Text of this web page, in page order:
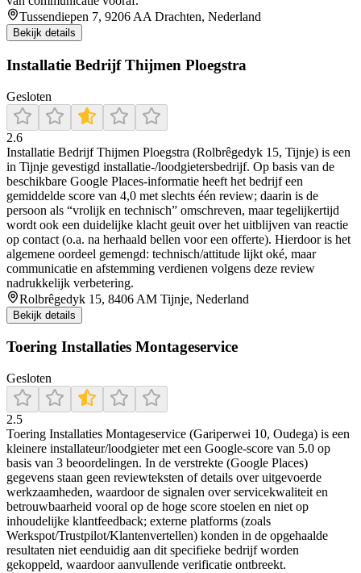
Tussendiepen 7, 9206 AA Drachten, Nederland
Bekijk details
Installatie Bedrijf Thijmen Ploegstra
Gesloten
2.6
Installatie Bedrijf Thijmen Ploegstra (Rolbrêgedyk 15, Tijnje) is een
in Tijnje gevestigd installatie-/loodgietersbedrijf. Op basis van de
beschikbare Google Places-informatie heeft het bedrijf een
gemiddelde score van 4,0 met slechts één review; daarin is de
persoon als “vrolijk en technisch” omschreven, maar tegelijkertijd
wordt ook een duidelijke klacht geuit over het uitblijven van reactie
op contact (o.a. na herhaald bellen voor een offerte). Hierdoor is het
algemene oordeel gemengd: technisch/attitude lijkt oké, maar
communicatie en afstemming verdienen volgens deze review
nadrukkelijk verbetering.
Rolbrêgedyk 15, 8406 AM Tijnje, Nederland
Bekijk details
Toering Installaties Montageservice
Gesloten
2.5
Toering Installaties Montageservice (Gariperwei 10, Oudega) is een
kleinere installateur/loodgieter met een Google-score van 5.0 op
basis van 3 beoordelingen. In de verstrekte (Google Places)
gegevens staan geen reviewteksten of details over uitgevoerde
werkzaamheden, waardoor de signalen over servicekwaliteit en
betrouwbaarheid vooral op de hoge score stoelen en niet op
inhoudelijke klantfeedback; externe platforms (zoals
Werkspot/Trustpilot/Klantenvertellen) konden in de opgehaalde
resultaten niet eenduidig aan dit specifieke bedrijf worden
gekoppeld, waardoor aanvullende verificatie ontbreekt.